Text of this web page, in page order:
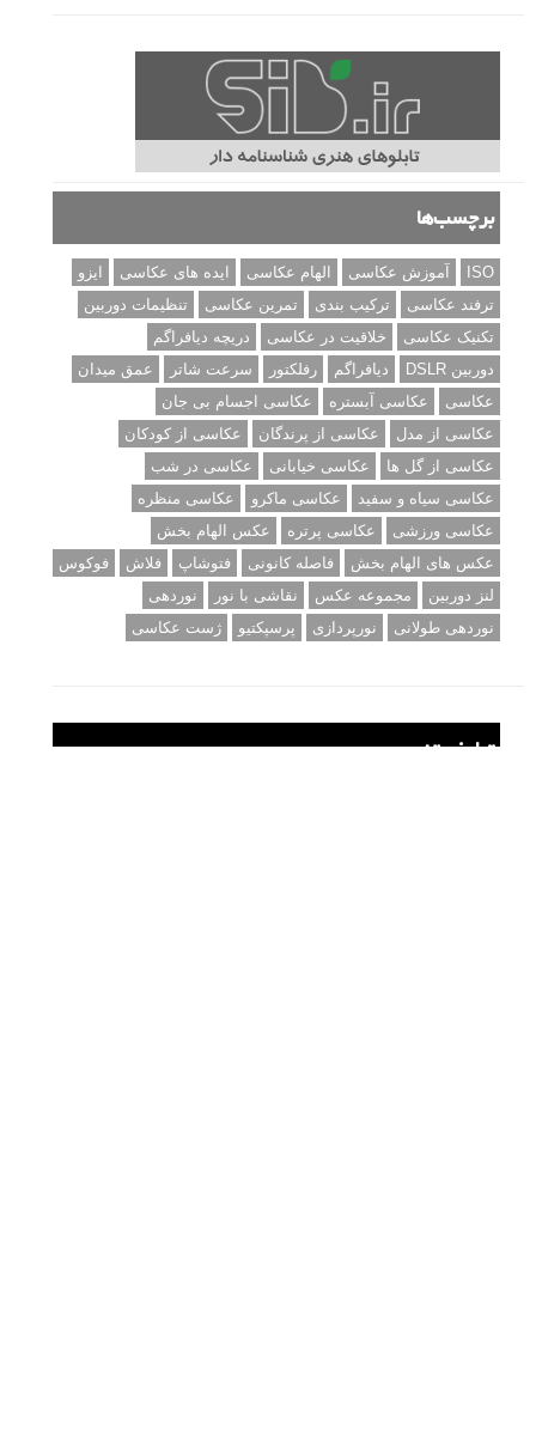
برچسب‌ها
ISO آموزش عکاسی الهام عکاسی ایده های عکاسی
ایزو
ترفند عکاسی
ترکیب بندی تمرین عکاسی
تنظیمات دوربین
تکنیک عکاسی
خلاقیت در عکاسی
دریچه دیافراگم
دوربین DSLR
دیافراگم رفلکتور سرعت شاتر
عمق میدان
عکاسی
عکاسی آبستره
عکاسی اجسام بی جان
عکاسی از مدل
عکاسی از پرندگان
عکاسی از کودکان
عکاسی از گل ها
عکاسی خیابانی
عکاسی در شب
عکاسی سیاه و سفید
عکاسی ماکرو
عکاسی منظره
عکاسی ورزشی
عکاسی پرتره
عکس الهام بخش
عکس های الهام بخش
فاصله کانونی فتوشاپ فلاش
فوکوس
لنز دوربین
مجموعه عکس نقاشی با نور
نوردهی
نوردهی طولانی
نورپردازی پرسپکتیو ژست عکاسی
تبلیغ متنی